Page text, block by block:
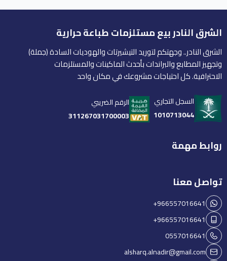
الشرق النادر بيع مستلزمات طباعة حرارية
الشرق النادر.. وجهتكم لتوريد التيشيرتات والهوديات السادة (جملة)
وتجهيز المطابع والبراندات بأحدث الماكينات والمستلزمات
الاحترافية. كل احتياجات مشروعك في مكان واحد
السجل التجاري
1010713044
الرقم الضريبي
311267031700003
روابط مهمة
تواصل معنا
+966557016641
+966557016641
0557016641
alsharq.alnadir@gmail.com